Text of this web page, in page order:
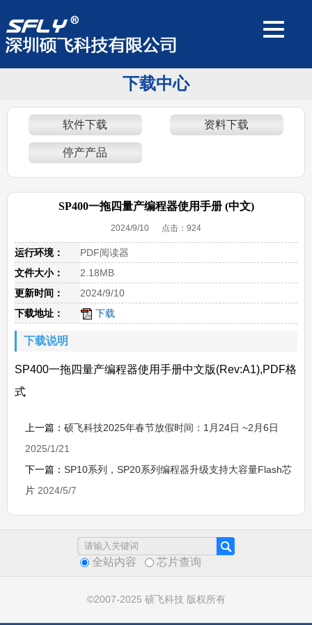
下载中心
软件下载 资料下载
停产产品
SP400一拖四量产编程器使用手册 (中文)
2024/9/10 点击： 924
运行环境：
PDF阅读器
文件大小：
2.18MB
更新时间：
2024/9/10
下载地址：
下载
下载说明
SP400一拖四量产编程器使用手册中文版(Rev:A1),PDF格
式
上一篇： 硕飞科技2025年春节放假时间：1月24日 ~2月6日
2025/1/21
下一篇： SP10系列，SP20系列编程器升级支持大容量Flash芯
片 2024/5/7
全站内容 芯片查询
©2007-2025 硕飞科技 版权所有